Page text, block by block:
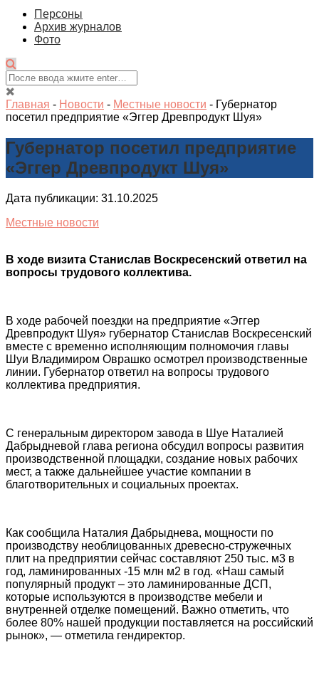
Персоны
Архив журналов
Фото
Главная - Новости - Местные новости - Губернатор
посетил предприятие «Эггер Древпродукт Шуя»
Губернатор посетил предприятие
«Эггер Древпродукт Шуя»
Дата публикации: 31.10.2025
Местные новости
В ходе визита Станислав Воскресенский ответил на
вопросы трудового коллектива.
В ходе рабочей поездки на предприятие «Эггер
Древпродукт Шуя» губернатор Станислав Воскресенский
вместе с временно исполняющим полномочия главы
Шуи Владимиром Оврашко осмотрел производственные
линии. Губернатор ответил на вопросы трудового
коллектива предприятия.
С генеральным директором завода в Шуе Наталией
Дабрыдневой глава региона обсудил вопросы развития
производственной площадки, создание новых рабочих
мест, а также дальнейшее участие компании в
благотворительных и социальных проектах.
Как сообщила Наталия Дабрыднева, мощности по
производству необлицованных древесно-стружечных
плит на предприятии сейчас составляют 250 тыс. м3 в
год, ламинированных -15 млн м2 в год. «Наш самый
популярный продукт – это ламинированные ДСП,
которые используются в производстве мебели и
внутренней отделке помещений. Важно отметить, что
более 80% нашей продукции поставляется на российский
рынок», — отметила гендиректор.